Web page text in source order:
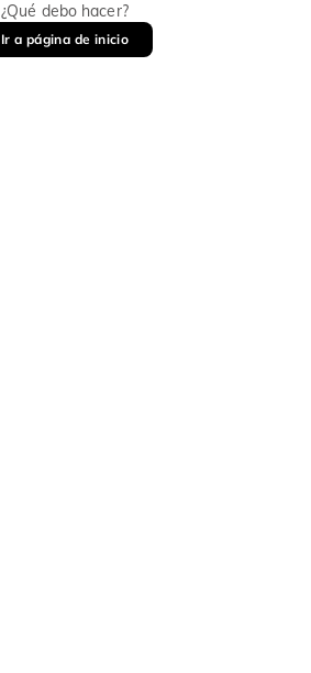
¿Qué debo hacer?
Ir a página de inicio